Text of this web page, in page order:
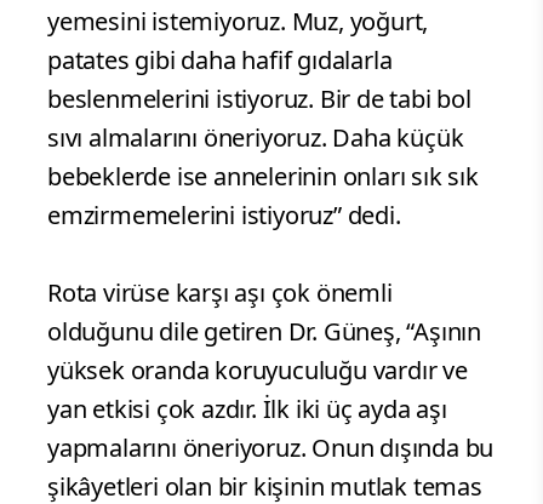
yemesini istemiyoruz. Muz, yoğurt,
patates gibi daha hafif gıdalarla
beslenmelerini istiyoruz. Bir de tabi bol
sıvı almalarını öneriyoruz. Daha küçük
bebeklerde ise annelerinin onları sık sık
emzirmemelerini istiyoruz” dedi.
Rota virüse karşı aşı çok önemli
olduğunu dile getiren Dr. Güneş, “Aşının
yüksek oranda koruyuculuğu vardır ve
yan etkisi çok azdır. İlk iki üç ayda aşı
yapmalarını öneriyoruz. Onun dışında bu
şikâyetleri olan bir kişinin mutlak temas